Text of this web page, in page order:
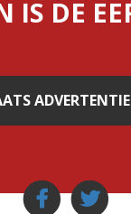
IS DE
ADVERTENTIE